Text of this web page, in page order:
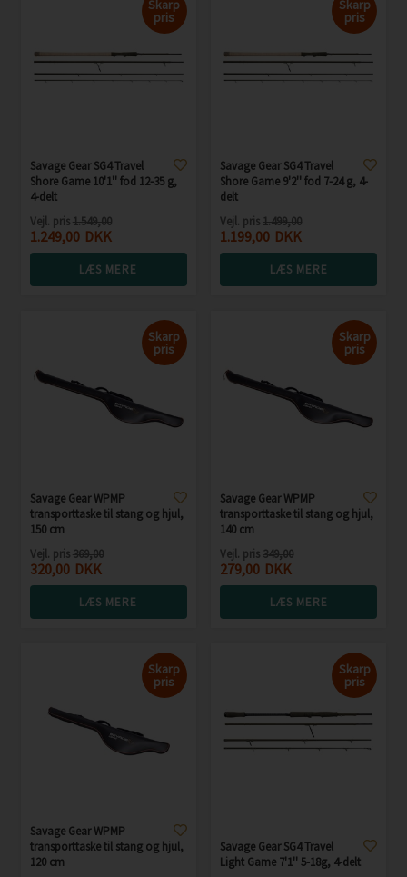
Skarp
pris
Savage Gear SG4 Travel
Shore Game 10'1'' fod 12-35 g,
4-delt
Vejl. pris1.549,00
1.249,00 DKK
LÆS MERE
Skarp
pris
Savage Gear SG4 Travel
Shore Game 9'2'' fod 7-24 g, 4-
delt
Vejl. pris 1.499,00
1.199,00 DKK
LÆS MERE
Skarp
pris
Savage Gear WPMP
transporttaske til stang og hjul,
150 cm
Vejl. pris369,00
320,00 DKK
LÆS MERE
Skarp
pris
Savage Gear WPMP
transporttaske til stang og hjul,
140 cm
Vejl. pris 349,00
279,00 DKK
LÆS MERE
Skarp
pris
Savage Gear WPMP
transporttaske til stang og hjul,
120 cm
Skarp
pris
Savage Gear SG4 Travel
Light Game 7'1'' 5-18g, 4-delt